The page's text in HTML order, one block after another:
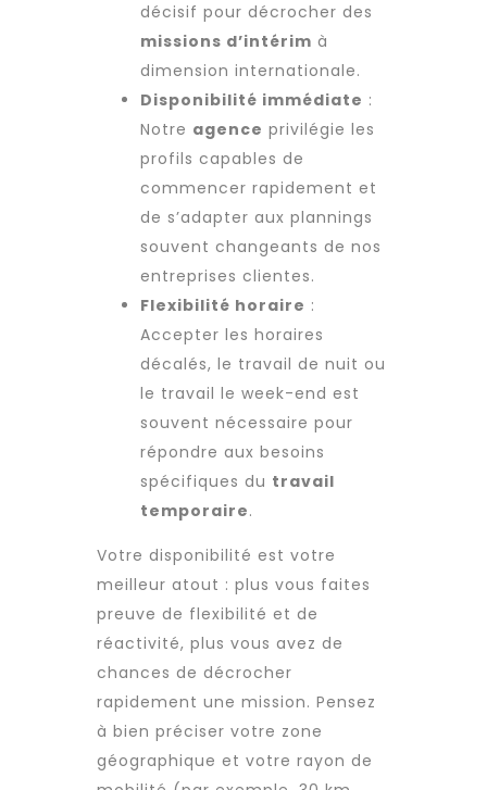
décisif pour décrocher des
missions d’intérim à
dimension internationale.
Disponibilité immédiate :
Notre agence privilégie les
profils capables de
commencer rapidement et
de s’adapter aux plannings
souvent changeants de nos
entreprises clientes.
Flexibilité horaire :
Accepter les horaires
décalés, le travail de nuit ou
le travail le week-end est
souvent nécessaire pour
répondre aux besoins
spécifiques du travail
temporaire.
Votre disponibilité est votre
meilleur atout : plus vous faites
preuve de flexibilité et de
réactivité, plus vous avez de
chances de décrocher
rapidement une mission. Pensez
à bien préciser votre zone
géographique et votre rayon de